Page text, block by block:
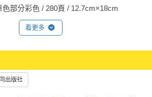
看更多
同出版社